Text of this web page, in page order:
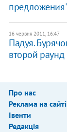
16 червня 2011, 16:47
Падуя.
второй раунд
Про нас
Реклама на сайті
Івенти
Редакція